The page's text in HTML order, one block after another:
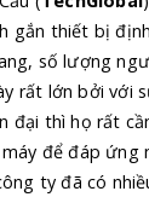
gắn thiết bị
số lượng
rất lớn bởi với
đại thì họ rất
để đáp ứng
ty đã có